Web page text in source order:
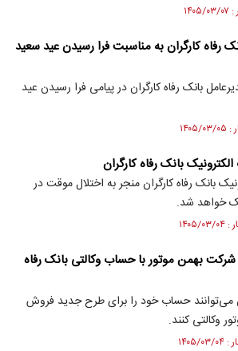
رفاه کارگران به مناسبت فرا رسیدن عید سعید
بانک رفاه کارگران در پیامی فرا رسیدن عید
بانک رفاه کارگران
بانک رفاه کارگران منجر به اختلال موقت در
خواهد شد.
بهمن موتور با حساب وکالتی بانک رفاه
می‌توانند حساب خود را برای طرح جدید فروش
وکالتی کنند.